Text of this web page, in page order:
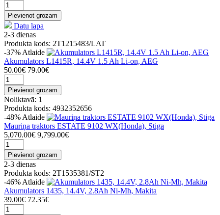
Pievienot grozam
Datu lapa
2-3 dienas
Produkta kods: 2T1215483/LAT
-37% Atlaide
Akumulators L1415R, 14.4V 1.5 Ah Li-on, AEG
50.00€ 79.00€
Pievienot grozam
Noliktavā: 1
Produkta kods: 4932352656
-48% Atlaide
Mauriņa traktors ESTATE 9102 WX(Honda), Stiga
5,070.00€ 9,799.00€
Pievienot grozam
2-3 dienas
Produkta kods: 2T1535381/ST2
-46% Atlaide
Akumulators 1435, 14.4V, 2.8Ah Ni-Mh, Makita
39.00€ 72.35€